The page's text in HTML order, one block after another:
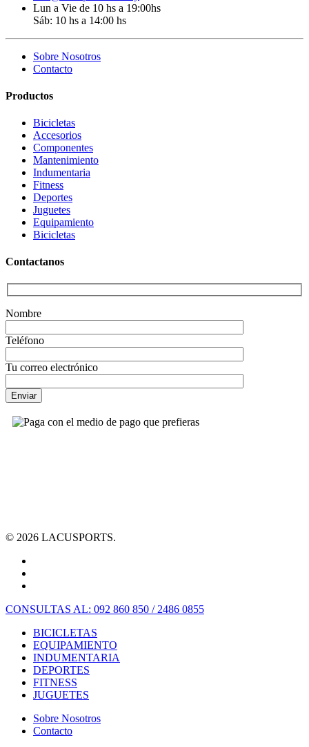
Lun a Vie de 10 hs a 19:00hs
Sáb: 10 hs a 14:00 hs
Sobre Nosotros
Contacto
Productos
Bicicletas
Accesorios
Componentes
Mantenimiento
Indumentaria
Fitness
Deportes
Juguetes
Equipamiento
Bicicletas
Contactanos
Nombre
Teléfono
Tu correo electrónico
© 2026 LACUSPORTS.
CONSULTAS AL: 092 860 850 / 2486 0855
BICICLETAS
EQUIPAMIENTO
INDUMENTARIA
DEPORTES
FITNESS
JUGUETES
Sobre Nosotros
Contacto